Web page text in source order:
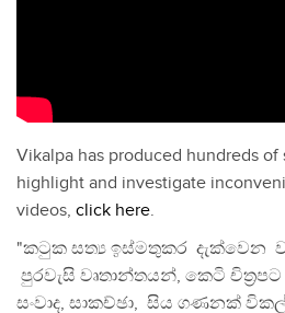
Vikalpa has produced hundreds
highlight and investigate
videos, click here.
"කටුක සත්‍ය ඉස්මතුකර දැක්වෙන
පුරවැසි වෘතාන්තයන්, කෙටි
සංවාද, සාකච්ඡා, සිය ගණනක්